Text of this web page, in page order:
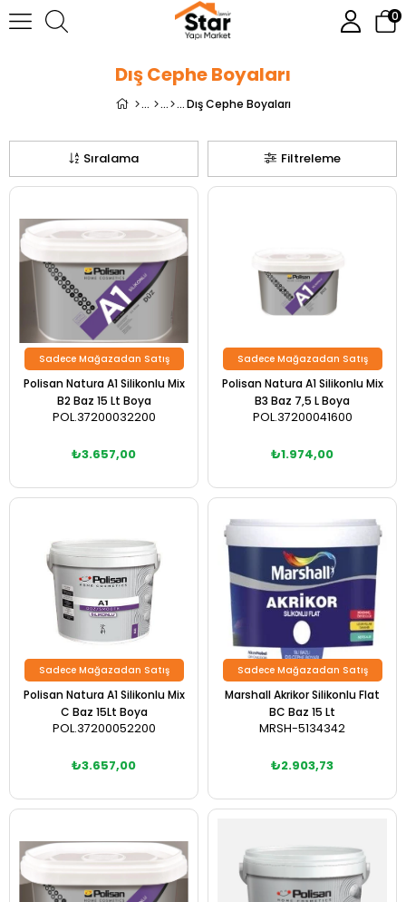
0
Dış Cephe Boyaları
Dış Cephe Boyaları
Filtreleme
Sıralama
Polisan Natura A1 Silikonlu Mix
B2 Baz 15 Lt Boya
POL.37200032200
₺3.657,00
Sadece Mağazadan Satış
Polisan Natura A1 Silikonlu Mix
B3 Baz 7,5 L Boya
POL.37200041600
₺1.974,00
Sadece Mağazadan Satış
Polisan Natura A1 Silikonlu Mix
C Baz 15Lt Boya
POL.37200052200
₺3.657,00
Sadece Mağazadan Satış
Marshall Akrikor Silikonlu Flat
BC Baz 15 Lt
MRSH-5134342
₺2.903,73
Sadece Mağazadan Satış